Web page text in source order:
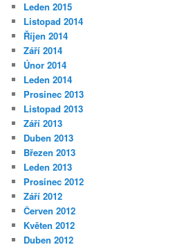
Leden 2015
Listopad 2014
Říjen 2014
Září 2014
Únor 2014
Leden 2014
Prosinec 2013
Listopad 2013
Září 2013
Duben 2013
Březen 2013
Leden 2013
Prosinec 2012
Září 2012
Červen 2012
Květen 2012
Duben 2012